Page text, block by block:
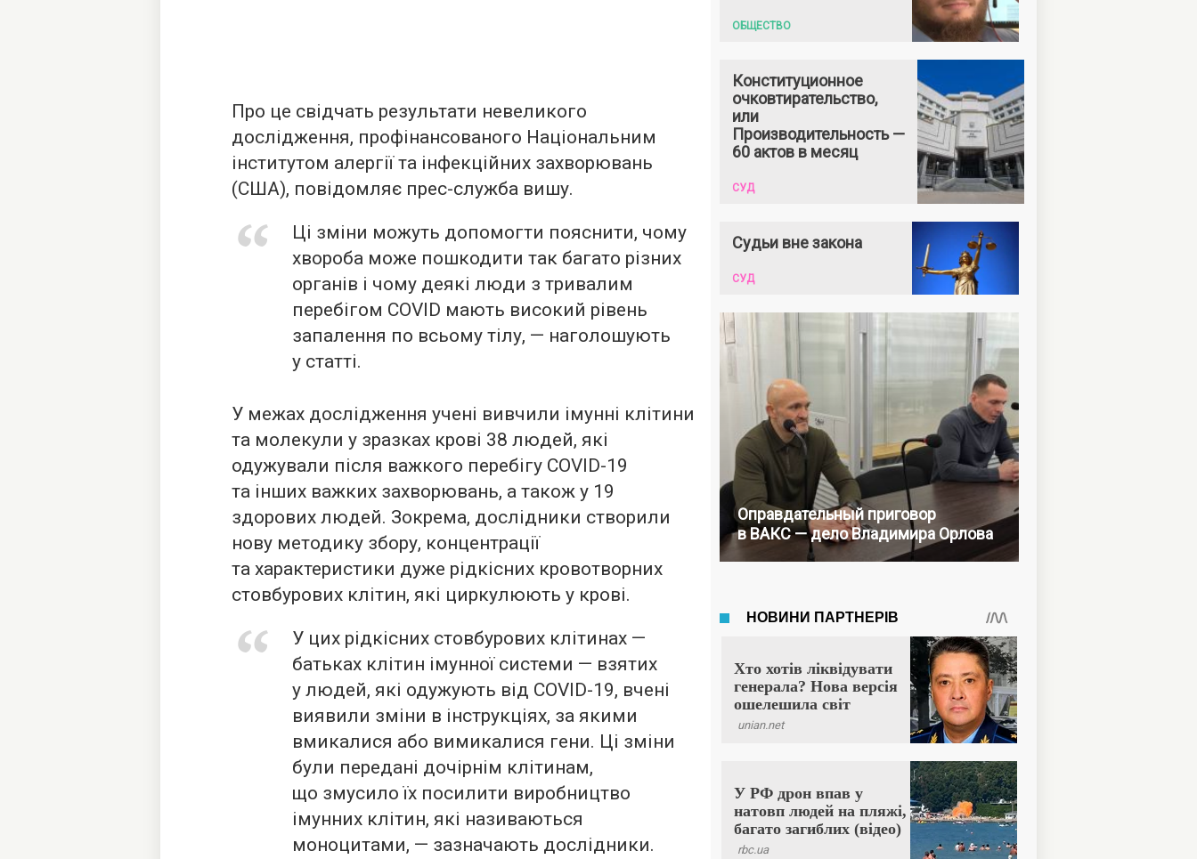
Про це свідчать результати невеликого
дослідження, профінансованого Національним
інститутом алергії та інфекційних захворювань
(США), повідомляє прес-служба вишу.
Ці зміни можуть допомогти пояснити, чому
хвороба може пошкодити так багато різних
органів і чому деякі люди з тривалим
перебігом COVID мають високий рівень
запалення по всьому тілу, — наголошують
у статті.
У межах дослідження учені вивчили імунні клітини
та молекули у зразках крові 38 людей, які
одужували після важкого перебігу COVID-19
та інших важких захворювань, а також у 19
здорових людей. Зокрема, дослідники створили
нову методику збору, концентрації
та характеристики дуже рідкісних кровотворних
стовбурових клітин, які циркулюють у крові.
У цих рідкісних стовбурових клітинах —
батьках клітин імунної системи — взятих
у людей, які одужують від COVID-19, вчені
виявили зміни в інструкціях, за якими
вмикалися або вимикалися гени. Ці зміни
були передані дочірнім клітинам,
що змусило їх посилити виробництво
імунних клітин, які називаються
моноцитами, — зазначають дослідники.
ОБЩЕСТВО
Конституционное
очковтирательство,
или
Производительность —
60 актов в месяц
СУД
Судьи вне закона
СУД
Оправдательный приговор
в ВАКС — дело Владимира Орлова